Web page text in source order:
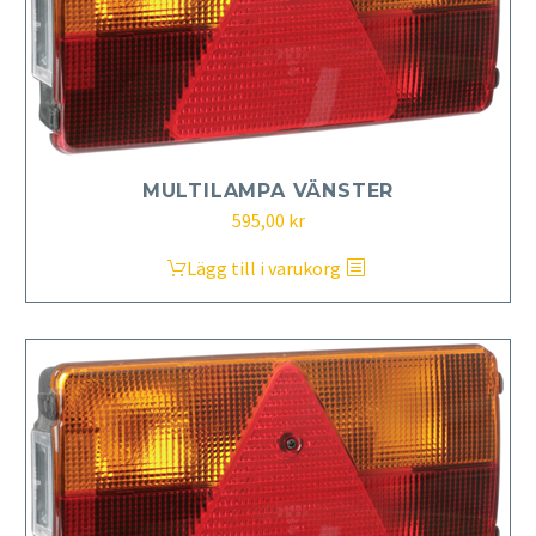
MULTILAMPA VÄNSTER
595,00 kr
Lägg till i varukorg